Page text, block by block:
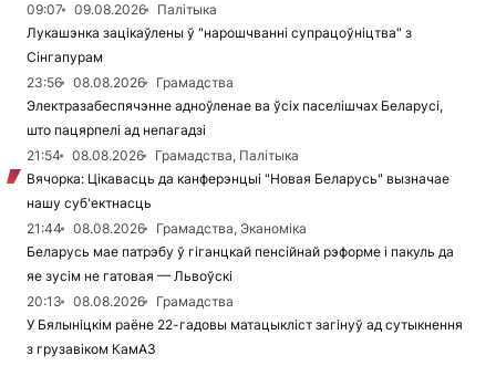
09:07
09.08.2026
Палітыка
Лукашэнка зацікаўлены ў "нарошчванні супрацоўніцтва" з
Сінгапурам
23:56
08.08.2026
Грамадства
Электразабеспячэнне адноўленае ва ўсіх паселішчах Беларусі,
што пацярпелі ад непагадзі
21:54
08.08.2026
Грамадства, Палітыка
Вячорка: Цікавасць да канферэнцыі "Новая Беларусь" вызначае
нашу суб'ектнасць
21:44
08.08.2026
Грамадства, Эканоміка
Беларусь мае патрэбу ў гіганцкай пенсійнай рэформе і пакуль да
яе зусім не гатовая — Львоўскі
20:13
08.08.2026
Грамадства
У Бялыніцкім раёне 22-гадовы матацыкліст загінуў ад сутыкнення
з грузавіком КамАЗ